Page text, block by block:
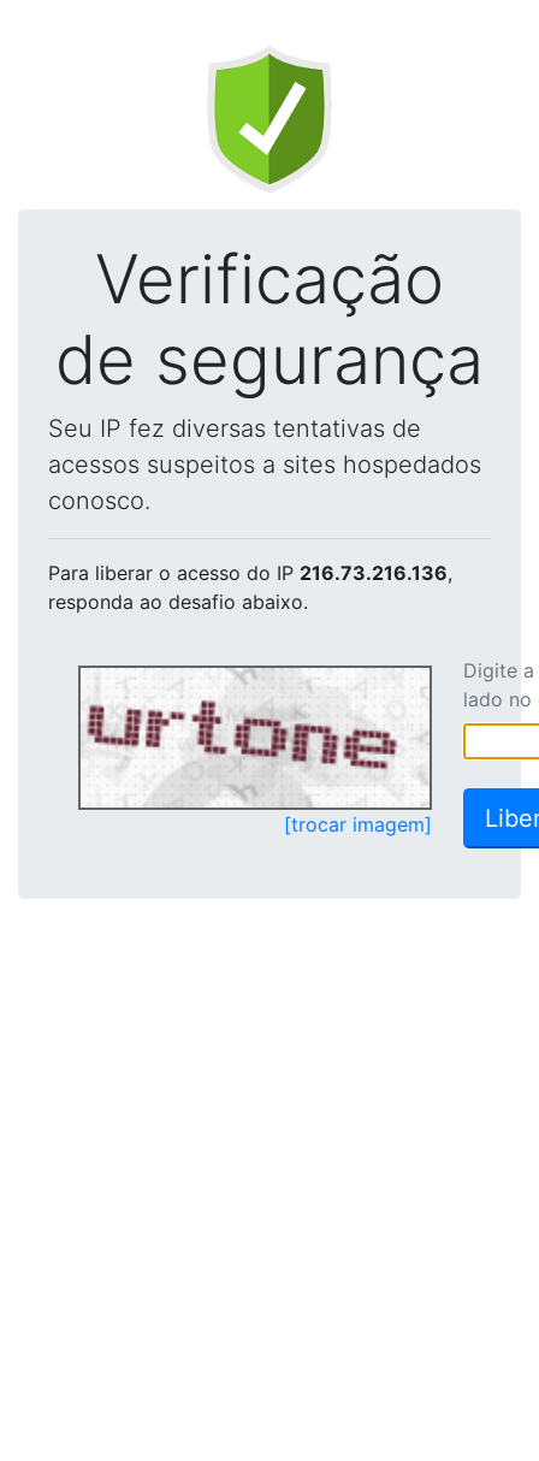
Verificação
de segurança
Seu IP fez diversas tentativas de
acessos suspeitos a sites hospedados
conosco.
Para liberar o acesso do IP 216.73.216.136,
responda ao desafio abaixo.
[trocar imagem]
Digite
lado no